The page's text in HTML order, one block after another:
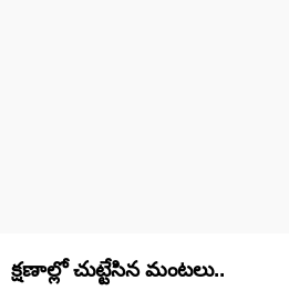
క్షణాల్లో చుట్టేసిన మంటలు..